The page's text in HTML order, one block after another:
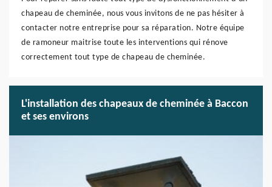
chapeau de cheminée, nous vous invitons de ne pas hésiter à
contacter notre entreprise pour sa réparation. Notre équipe
de ramoneur maitrise toute les interventions qui rénove
correctement tout type de chapeau de cheminée.
L'installation des chapeaux de cheminée à Baccon
et ses environs